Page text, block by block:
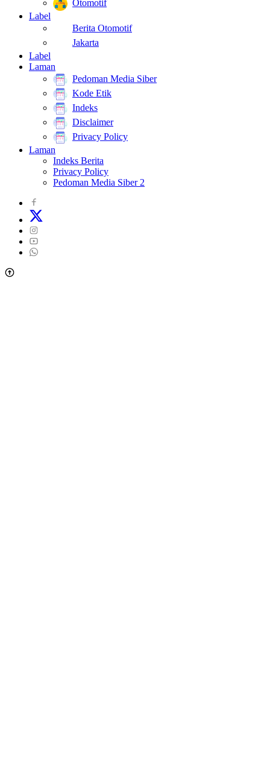
Otomotif
Label
Berita Otomotif
Jakarta
Label
Laman
Pedoman Media Siber
Kode Etik
Indeks
Disclaimer
Privacy Policy
Laman
Indeks Berita
Privacy Policy
Pedoman Media Siber 2